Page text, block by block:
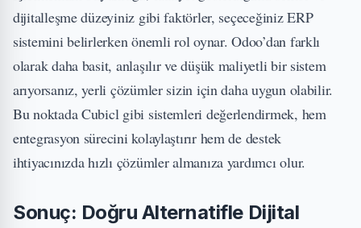
dijitalleşme düzeyiniz gibi faktörler, seçeceğiniz ERP
sistemini belirlerken önemli rol oynar. Odoo’dan farklı
olarak daha basit, anlaşılır ve düşük maliyetli bir sistem
arıyorsanız, yerli çözümler sizin için daha uygun olabilir.
Bu noktada Cubicl gibi sistemleri değerlendirmek, hem
entegrasyon sürecini kolaylaştırır hem de destek
ihtiyacınızda hızlı çözümler almanıza yardımcı olur.
Sonuç: Doğru Alternatifle Dijital